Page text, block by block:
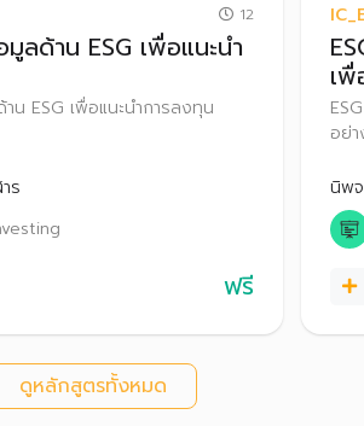
12
ลด้าน ESG เพื่อแนะนำ
น ESG เพื่อแนะนำการลงทุน
ร
ฟรี
เ
อย่
นิพจ
ดูหลักสูตรทั้งหมด